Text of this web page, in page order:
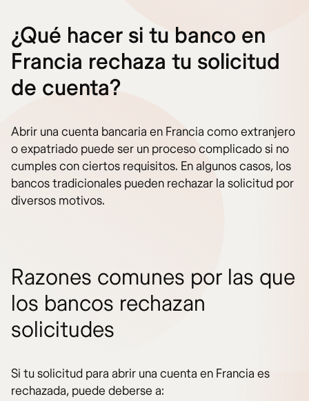
¿Qué hacer si tu banco en
Francia rechaza tu solicitud
de cuenta?
Abrir una cuenta bancaria en Francia como extranjero
o expatriado puede ser un proceso complicado si no
cumples con ciertos requisitos. En algunos casos, los
bancos tradicionales pueden rechazar la solicitud por
diversos motivos.
Razones comunes por las que
los bancos rechazan
solicitudes
Si tu solicitud para abrir una cuenta en Francia es
rechazada, puede deberse a: